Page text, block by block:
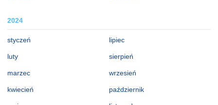
2024
styczeń
luty
marzec
kwiecień
lipiec
sierpień
wrzesień
październik